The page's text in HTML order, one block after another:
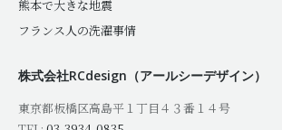
熊本で大きな地震
フランス人の洗濯事情
株式会社RCdesign（アールシーデザイン）
東京都板橋区高島平１丁目４３番１４号